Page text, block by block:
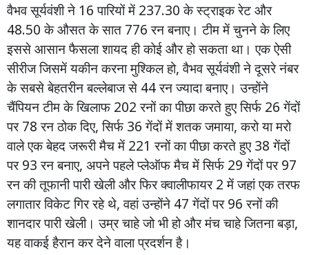
वैभवसूर्यवंशीने 16पारियोंमें 237.30केस्ट्राइकरेटऔर
48.50केऔसतकेसात 776रनबनाए। टीममेंचुननेकेलिए
इससेआसानफैसलाशायदहीकोईऔरहोसकता था। एकऐसी
सीरीजजिसमेंयकीनकरनामुश्किलहो,वैभवसूर्यवंशीनेदूसरेनंबर
केसबसेबेहतरीनबल्लेबाजसे 44रनज्यादाबनाए। उन्होंने
चैंपियनटीमकेखिलाफ 202रनोंकापीछाकरतेहुएसिर्फ 26गेंदों
पर78रनठोकदिए,सिर्फ 36गेंदोंमेंशतकजमाया,करोयामरो
वालेएकबेहदजरूरीमैचमें 221रनोंकापीछाकरतेहुए38गेंदों
पर93रनबनाए, अपनेपहलेप्लेऑफमैचमेंसिर्फ 29गेंदोंपर97
रनकीतूफानीपारीखेलीऔरफिरक्वालीफायर2मेंजहांएकतरफ
लगातारविकेटगिररहे थे,वहांउन्होंने 47गेंदोंपर96रनोंकी
शानदारपारीखेली। उम्रचाहेजोभीहोऔरमंचचाहेजितनाबड़ा,
यहवाकईहैरानकरदेनेवालाप्रदर्शनहै।